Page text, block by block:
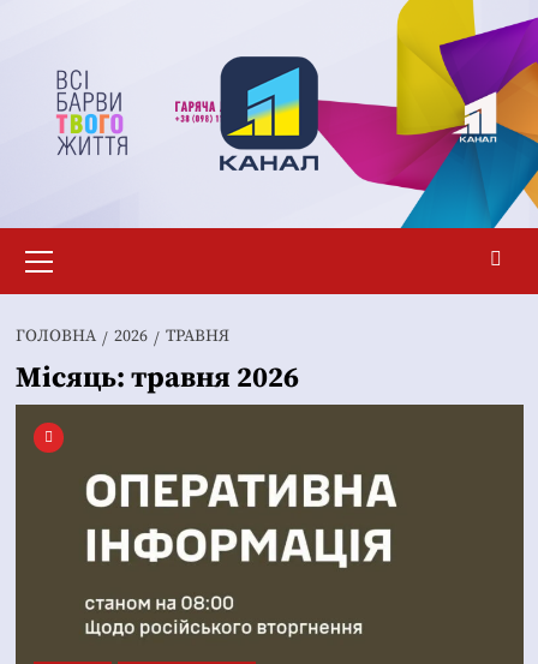
вмісту
меню
ГОЛОВНА 2026 ТРАВНЯ
Місяць: травня 2026